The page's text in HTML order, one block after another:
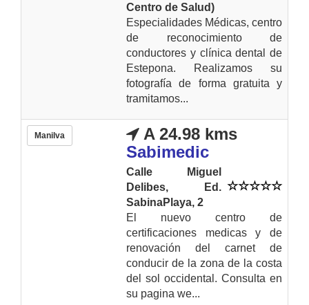
Centro de Salud)
Especialidades Médicas, centro
de reconocimiento de
conductores y clínica dental de
Estepona. Realizamos su
fotografía de forma gratuita y
tramitamos...
Manilva
A 24.98 kms
Sabimedic
Calle Miguel
Delibes, Ed.
SabinaPlaya, 2
El nuevo centro de
certificaciones medicas y de
renovación del carnet de
conducir de la zona de la costa
del sol occidental. Consulta en
su pagina we...